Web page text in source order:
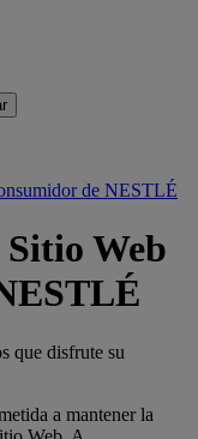
de NESTLÉ
Web
que disfrute su
a mantener la